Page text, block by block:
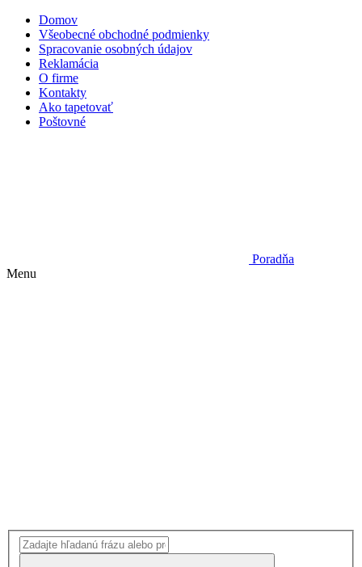
Domov
Všeobecné obchodné podmienky
Spracovanie osobných údajov
Reklamácia
O firme
Kontakty
Ako tapetovať
Poštovné
Poradňa
Menu